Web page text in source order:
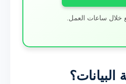
خلال ساعات العمل.